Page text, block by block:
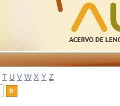
T U V W X Y Z